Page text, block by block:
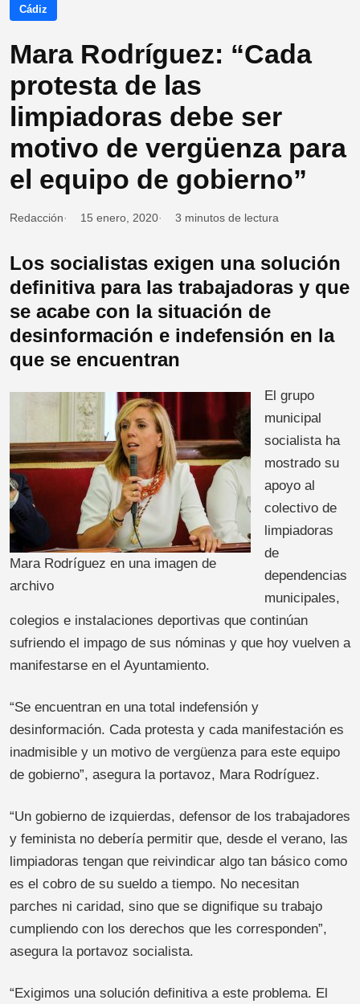
Cádiz
Mara Rodríguez: “Cada
protesta de las
limpiadoras debe ser
motivo de vergüenza para
el equipo de gobierno”
Redacción 15 enero, 2020 3 minutos de lectura
Los socialistas exigen una solución
definitiva para las trabajadoras y que
se acabe con la situación de
desinformación e indefensión en la
que se encuentran
Mara Rodríguez en una imagen de
archivo
El grupo
municipal
socialista ha
mostrado su
apoyo al
colectivo de
limpiadoras
de
dependencias
municipales,
colegios e instalaciones deportivas que continúan
sufriendo el impago de sus nóminas y que hoy vuelven a
manifestarse en el Ayuntamiento.
“Se encuentran en una total indefensión y
desinformación. Cada protesta y cada manifestación es
inadmisible y un motivo de vergüenza para este equipo
de gobierno”, asegura la portavoz, Mara Rodríguez.
“Un gobierno de izquierdas, defensor de los trabajadores
y feminista no debería permitir que, desde el verano, las
limpiadoras tengan que reivindicar algo tan básico como
es el cobro de su sueldo a tiempo. No necesitan
parches ni caridad, sino que se dignifique su trabajo
cumpliendo con los derechos que les corresponden”,
asegura la portavoz socialista.
“Exigimos una solución definitiva a este problema. El